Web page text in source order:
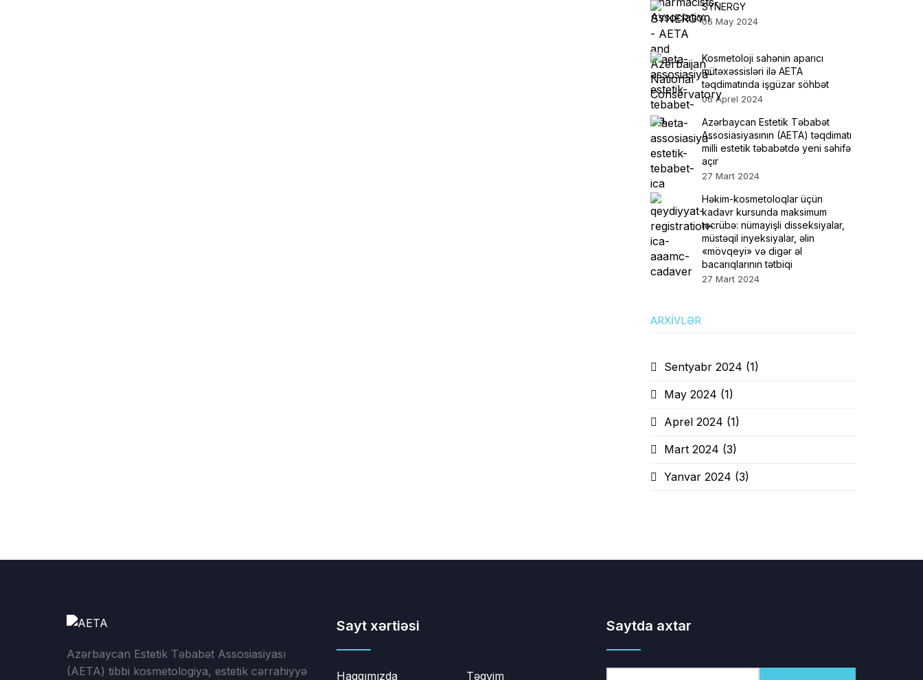
SYNERGY
06 May 2024
Kosmetoloji sahənin aparıcı
mütəxəssisləri ilə AETA
təqdimatında işgüzar söhbət
06 Aprel 2024
Azərbaycan Estetik Təbabət
Assosiasiyasının (AETA) təqdimatı
milli estetik təbabətdə yeni səhifə
açır
27 Mart 2024
Həkim-kosmetoloqlar üçün
kadavr kursunda maksimum
təcrübə: nümayişli disseksiyalar,
müstəqil inyeksiyalar, əlin
«mövqeyi» və digər əl
bacarıqlarının tətbiqi
27 Mart 2024
ARXIVLƏR
Sentyabr 2024 (1)
May 2024 (1)
Aprel 2024 (1)
Mart 2024 (3)
Yanvar 2024 (3)
Azərbaycan Estetik Təbabət Assosiasiyası
(AETA) tibbi kosmetologiya, estetik cərrahiyyə
Sayt xərtiəsi
Haqqımızda Təqvim
Saytda axtar